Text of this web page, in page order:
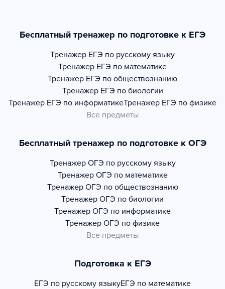
Бесплатный тренажер по подготовке к ЕГЭ
Тренажер ЕГЭ по русскому языку
Тренажер ЕГЭ по математике
Тренажер ЕГЭ по обществознанию
Тренажер ЕГЭ по биологии
Тренажер ЕГЭ по информатикеТренажер ЕГЭ по физике
Все предметы
Бесплатный тренажер по подготовке к ОГЭ
Тренажер ОГЭ по русскому языку
Тренажер ОГЭ по математике
Тренажер ОГЭ по обществознанию
Тренажер ОГЭ по биологии
Тренажер ОГЭ по информатике
Тренажер ОГЭ по физике
Все предметы
Подготовка к ЕГЭ
ЕГЭ по русскому языкуЕГЭ по математике